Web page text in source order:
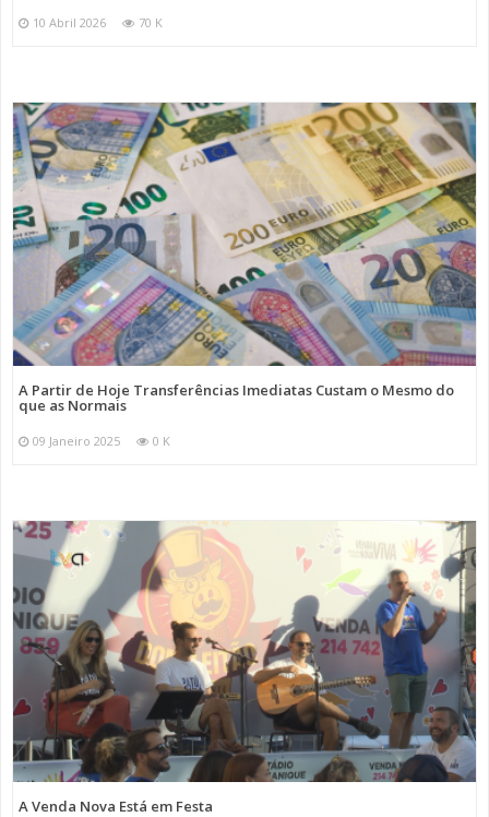
10 Abril 2026 70 K
A Partir de Hoje Transferências Imediatas Custam o Mesmo do
que as Normais
09 Janeiro 2025 0 K
A Venda Nova Está em Festa